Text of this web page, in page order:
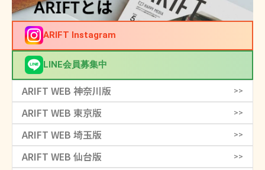
ARIFT Instagram
LINE会員募集中
ARIFT WEB 神奈川版 >>
ARIFT WEB 東京版 >>
ARIFT WEB 埼玉版 >>
ARIFT WEB 仙台版 >>